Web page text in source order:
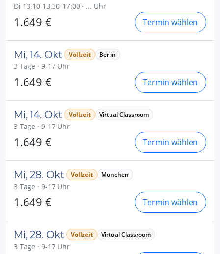
Di 13.10 13:30-17:00 · ... Uhr
1.649 € Termin wählen
Mi, 14. Okt Vollzeit Berlin
3 Tage · 9-17 Uhr
1.649 € Termin wählen
Mi, 14. Okt Vollzeit Virtual Classroom
3 Tage · 9-17 Uhr
1.649 € Termin wählen
Mi, 28. Okt Vollzeit München
3 Tage · 9-17 Uhr
1.649 € Termin wählen
Mi, 28. Okt Vollzeit Virtual Classroom
3 Tage · 9-17 Uhr